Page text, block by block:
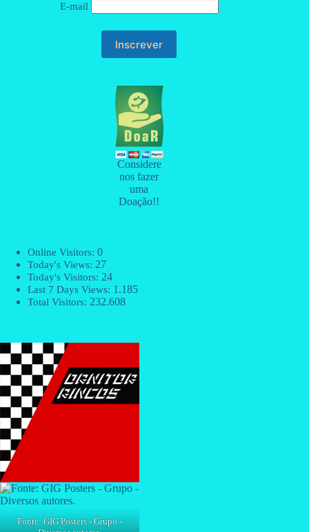
E-mail
Considere
nos fazer
uma
Doação!!
Online Visitors: 0
Today's Views: 27
Today's Visitors: 24
Last 7 Days Views: 1.185
Total Visitors: 232.608
Fonte: GIG Posters - Grupo -